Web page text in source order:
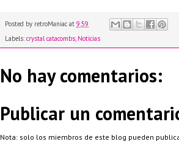
Posted by retroManiac at 9:59
Labels: crystal catacombs, Noticias
No hay comentarios:
Publicar un
Nota: solo los miembros de este blog pueden